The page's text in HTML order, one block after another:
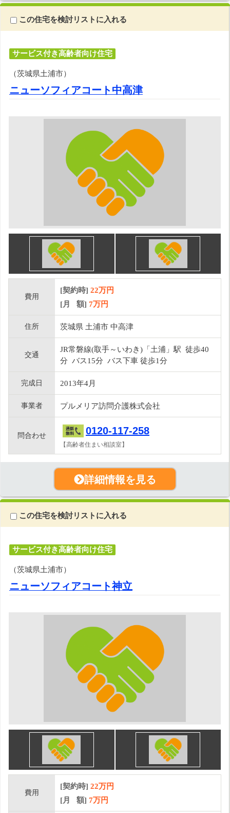
この住宅を検討リストに入れる
サービス付き高齢者向け住宅
（茨城県土浦市）
ニューソフィアコート中高津
費用
[契約時] 22万円
[月 額] 7万円
住所 茨城県 土浦市 中高津
交通
JR常磐線(取手～いわき)「土浦」駅 徒歩40
分 バス15分 バス下車 徒歩1分
完成日 2013年4月
事業者 プルメリア訪問介護株式会社
問合わせ 0120-117-258
【高齢者住まい相談室】
詳細情報を見る
この住宅を検討リストに入れる
サービス付き高齢者向け住宅
（茨城県土浦市）
ニューソフィアコート神立
費用
[契約時] 22万円
[月 額] 7万円